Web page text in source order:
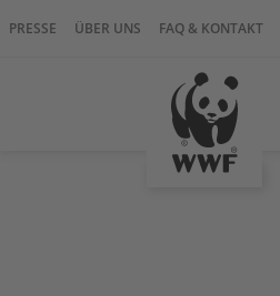
PRESSE ÜBER UNS FAQ & KONTAKT